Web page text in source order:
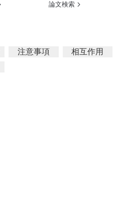
論文検索
注意事項
相互作用